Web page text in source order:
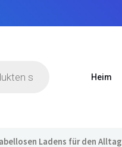
Heim
Ladens für den Alltag